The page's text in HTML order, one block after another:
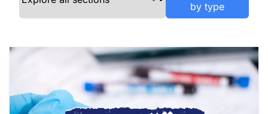
by type